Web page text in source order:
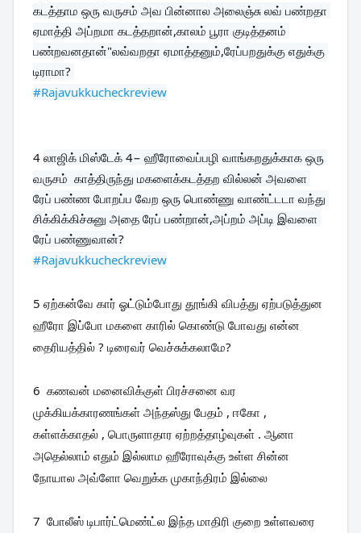
கடத்தாம ஒரு வருசம் அவ பின்னால அலைஞ்சு லவ் பண்றதா
ஏமாத்தி அப்றமா கடத்தறான்,காலம் பூரா குடித்தனம்
பண்றவனதான்"லவ்வறதா ஏமாத்தனும்,ரேப்பறதுக்கு எதுக்கு
#Rajavukkucheckreview
4 லாஜிக் மிஸ்டேக் 4− ஹீரோவைப்பழி வாங்கறதுக்காக ஒரு
வருசம்  காத்திருந்து மகளைக்கடத்தற வில்லன் அவளை
ரேப் பண்ண போறப்ப வேற ஒரு பொண்ணு வாண்ட்டடா வந்து
சிக்கிக்கிச்சுனு அதை ரேப் பண்றான்,அப்றம் அப்டி இவளை
#Rajavukkucheckreview
5 ஏற்கன்வே கார் ஓட்டும்போது தூங்கி விபத்து ஏற்படுத்துன
ஹீரோ இப்போ மகளை காரில் கொண்டு போவது என்ன
தைரியத்தில் ? டிரைவர் வெச்சுக்கலாமே?
6  கணவன் மனைவிக்குள் பிரச்சனை வர
முக்கியக்காரணங்கள் அந்தஸ்து பேதம் , ஈகோ ,
கள்ளக்காதல் , பொருளாதார ஏற்றத்தாழ்வுகள் . ஆனா
அதெல்லாம் எதும் இல்லாம ஹீரோவுக்கு உள்ள சின்ன
நோயால அவ்ளோ வெறுக்க முகாந்திரம் இல்லை
7  போலீஸ் டிபார்ட்மெண்ட்ல இந்த மாதிரி குறை உள்ளவரை